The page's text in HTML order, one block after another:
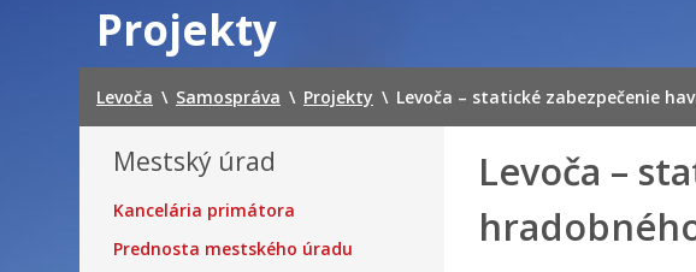
Projekty
Levoča \ Samospráva \ Projekty \ Levoča – statické zabezpečenie
Mestský úrad
Kancelária primátora
Prednosta mestského úradu
Levoča –